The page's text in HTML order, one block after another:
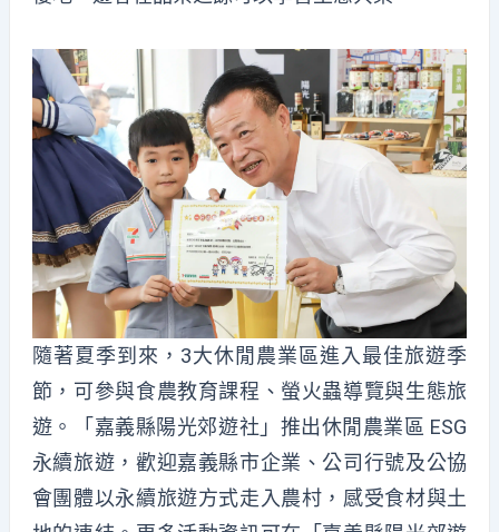
隨著夏季到來，3大休閒農業區進入最佳旅遊季
節，可參與食農教育課程、螢火蟲導覽與生態旅
遊。「嘉義縣陽光郊遊社」推出休閒農業區 ESG
永續旅遊，歡迎嘉義縣市企業、公司行號及公協
會團體以永續旅遊方式走入農村，感受食材與土